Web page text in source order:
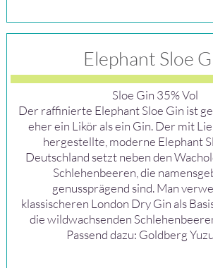
Elephant Sloe
Sloe Gin 35% Vol
Der raffinierte Elephant Sloe Gin ist
eher ein Likör als ein Gin. Der mit
hergestellte, moderne Elephant
Deutschland setzt neben den
Schlehenbeeren, die
genussprägend sind. Man
klassischeren London Dry Gin als
die wildwachsenden
Passend dazu: Goldberg